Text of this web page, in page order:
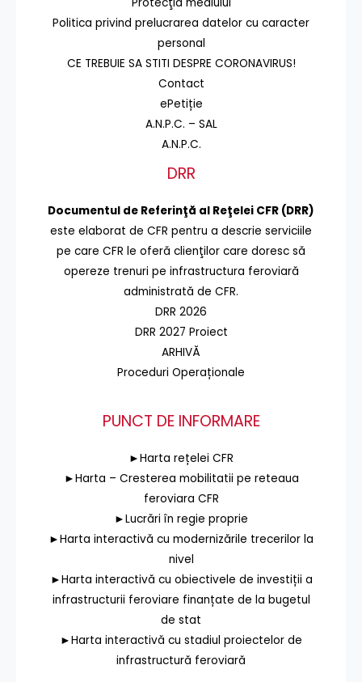
Politica privind prelucrarea datelor cu caracter
personal
CE TREBUIE SA STITI DESPRE CORONAVIRUS!
Contact
ePetiție
A.N.P.C. – SAL
A.N.P.C.
DRR
Documentul de Referinţă al Reţelei CFR (DRR)
este elaborat de CFR pentru a descrie serviciile
pe care CFR le oferă clienţilor care doresc să
opereze trenuri pe infrastructura feroviară
administrată de CFR.
DRR 2026
DRR 2027 Proiect
ARHIVĂ
Proceduri Operaționale
PUNCT DE INFORMARE
►Harta rețelei CFR
►Harta – Cresterea mobilitatii pe reteaua
feroviara CFR
►Lucrări în regie proprie
►Harta interactivă cu modernizările trecerilor la
nivel
►Harta interactivă cu obiectivele de investiții a
infrastructurii feroviare finanțate de la bugetul
de stat
►Harta interactivă cu stadiul proiectelor de
infrastructură feroviară